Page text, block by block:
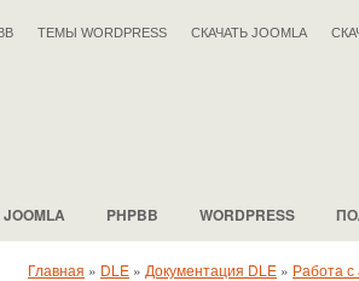
ТЕМЫ WORDPRESS СКАЧАТЬ JOOMLA
JOOMLA PHPBB WORDPRESS
Главная » DLE » Документация DLE » Работа